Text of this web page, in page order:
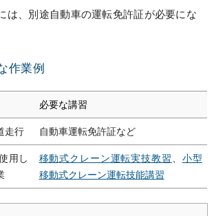
は、別途自動車の運転免許証が必要にな
作業例
必要な講習
走行 自動車運転免許証など
用し
移動式クレーン運転実技教習
小型
移動式クレーン運転技能講習